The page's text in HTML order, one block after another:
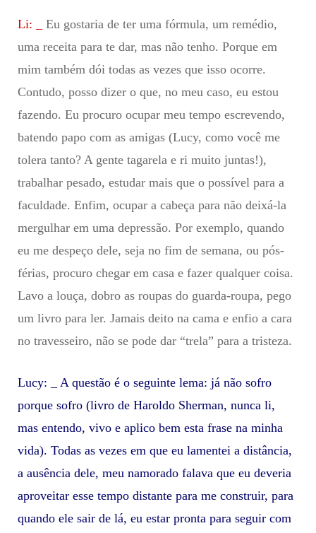
Li: _
Eu gostaria de ter uma fórmula, um remédio,
uma receita para te dar, mas não tenho. Porque em
mim também dói todas as vezes que isso ocorre.
Contudo, posso dizer o que, no meu caso, eu estou
fazendo. Eu procuro ocupar meu tempo escrevendo,
batendo papo com as amigas (Lucy, como você me
tolera tanto? A gente tagarela e ri muito juntas!),
trabalhar pesado, estudar mais que o possível para a
faculdade. Enfim, ocupar a cabeça para não deixá-la
mergulhar em uma depressão. Por exemplo, quando
eu me despeço dele, seja no fim de semana, ou pós-
férias, procuro chegar em casa e fazer qualquer coisa.
Lavo a louça, dobro as roupas do guarda-roupa, pego
um livro para ler. Jamais deito na cama e enfio a cara
no travesseiro, não se pode dar “trela” para a tristeza.
Lucy: _ A questão é o seguinte lema: já não sofro
porque sofro (livro de Haroldo Sherman, nunca li,
mas entendo, vivo e aplico bem esta frase na minha
vida). Todas as vezes em que eu lamentei a distância,
a ausência dele, meu namorado falava que eu deveria
aproveitar esse tempo distante para me construir, para
quando ele sair de lá, eu estar pronta para seguir com